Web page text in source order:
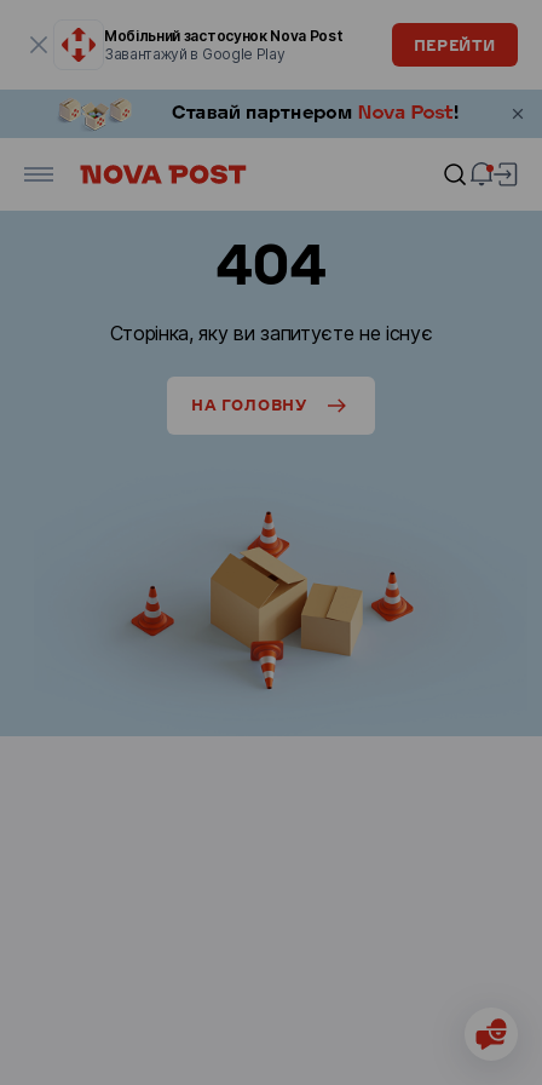
Мобільний застосунок Nova Post
Завантажуй в Google Play
ПЕРЕЙТИ
404
Сторінка, яку ви запитуєте не існує
НА ГОЛОВНУ